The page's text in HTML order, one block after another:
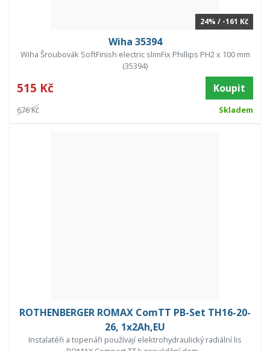
24% / -161 Kč
Wiha 35394
Wiha Šroubovák SoftFinish electric slimFix Phillips PH2 x 100 mm
(35394)
515 Kč Koupit
676 Kč Skladem
ROTHENBERGER ROMAX ComTT PB-Set TH16-20-
26, 1x2Ah,EU
Instalatéři a topenáři používají elektrohydraulický radiální lis